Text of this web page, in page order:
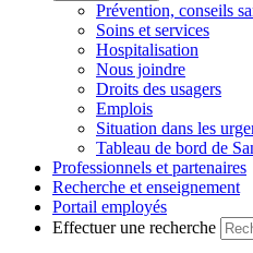
Prévention, conseils
Soins et services
Hospitalisation
Nous joindre
Droits des usagers
Emplois
Situation dans les
Tableau de bord de
Professionnels et partenaires
Recherche et enseignement
Portail employés
Effectuer une recherche